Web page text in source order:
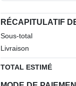
RÉCAPITULATIF
Sous-total
Livraison
TOTAL ESTIMÉ